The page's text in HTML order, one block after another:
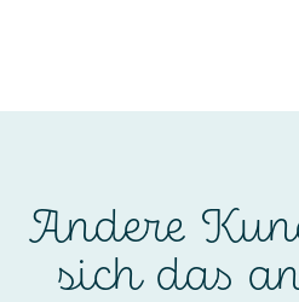
Andere
sich das